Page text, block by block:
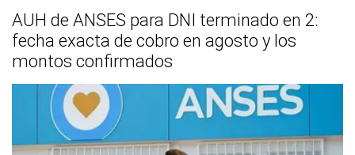
AUH de ANSES para DNI terminado en 2:
fecha exacta de cobro en agosto y los
montos confirmados